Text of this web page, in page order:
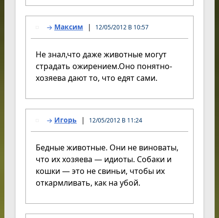
Максим 12/05/2012 В 10:57
Не знал,что даже животные могут
страдать ожирением.Оно понятно-
хозяева дают то, что едят сами.
Игорь 12/05/2012 В 11:24
Бедные животные. Они не виноваты,
что их хозяева — идиоты. Собаки и
кошки — это не свиньи, чтобы их
откармливать, как на убой.